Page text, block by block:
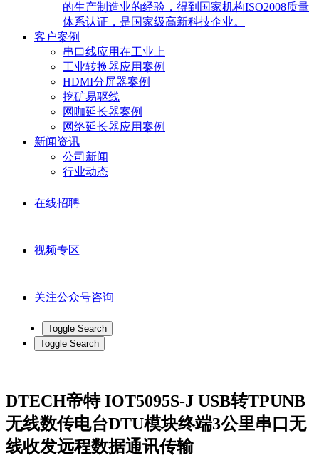
的生产制造业的经验，得到国家机构ISO2008质量
体系认证，是国家级高新科技企业。
客户案例
串口线应用在工业上
工业转换器应用案例
HDMI分屏器案例
挖矿易驱线
网咖延长器案例
网络延长器应用案例
新闻资讯
公司新闻
行业动态
在线招聘
视频专区
关注公众号咨询
Toggle Search
Toggle Search
DTECH帝特 IOT5095S-J USB转TPUNB
无线数传电台DTU模块终端3公里串口无
线收发远程数据通讯传输